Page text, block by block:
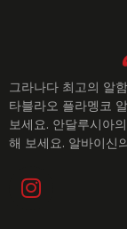
그라나다 최고의 알
타블라오 플라멩코
보세요. 안달루시아
해 보세요. 알바이신